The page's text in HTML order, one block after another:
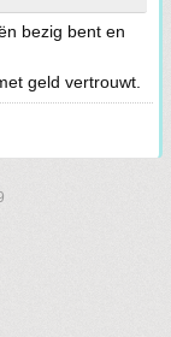
bezig bent en
geld vertrouwt.